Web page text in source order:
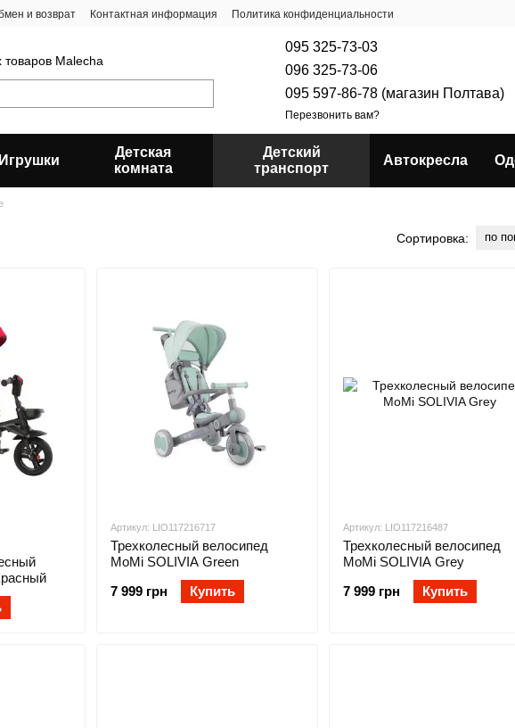
и возврат Контактная информация
Политика конфиденциальности
товаров Malecha
095 325-73-03
096 325-73-06
095 597-86-78 (магазин Полтава)
Перезвонить вам?
Игрушки
Детская
комната
Детский
транспорт
Автокресла
Сортировка: по
Артикул: LIO117216717
Трехколесный велосипед
MoMi SOLIVIA Green
7 999 грн
Купить
Артикул: LIO117216487
Трехколесный велосипед
MoMi SOLIVIA Grey
7 999 грн
Купить